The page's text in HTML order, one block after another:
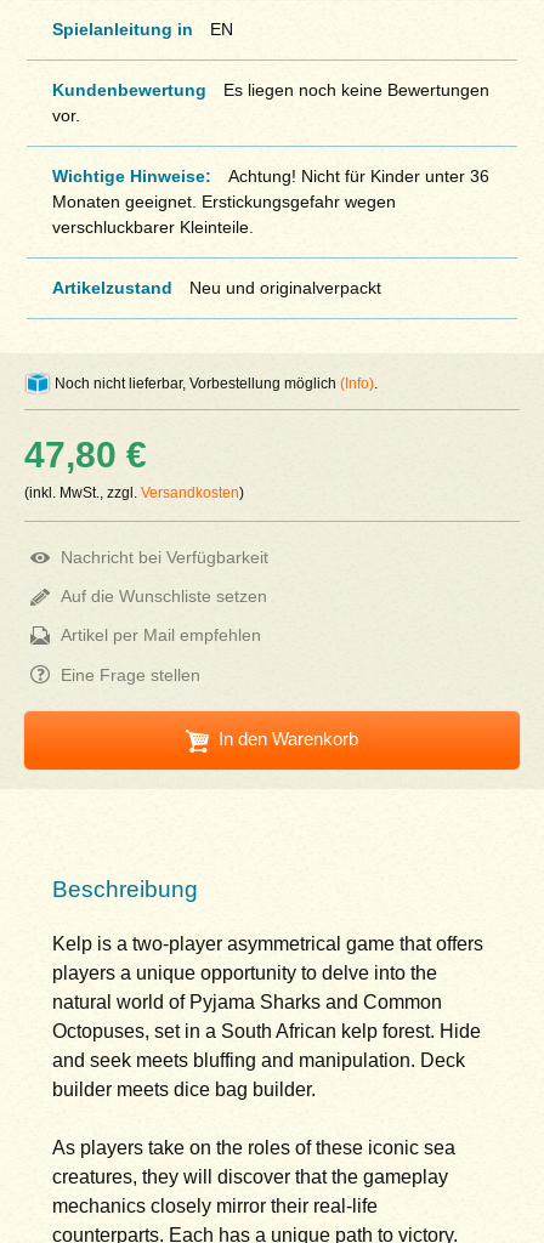
Spielanleitung in EN
Kundenbewertung
Es liegen noch keine Bewertungen
vor.
Wichtige Hinweise:
Achtung! Nicht für Kinder unter 36
Monaten geeignet. Erstickungsgefahr wegen
verschluckbarer Kleinteile.
Artikelzustand Neu und originalverpackt
Noch nicht lieferbar, Vorbestellung möglich(Info)
47,80 €
(inkl. MwSt., zzgl.Versandkosten)
Nachricht bei Verfügbarkeit
Auf die Wunschliste setzen
Artikel per Mail empfehlen
Eine Frage stellen
In den Warenkorb
Beschreibung
Kelp is a two-player asymmetrical game that offers
players a unique opportunity to delve into the
natural world of Pyjama Sharks and Common
Octopuses, set in a South African kelp forest. Hide
and seek meets bluffing and manipulation. Deck
builder meets dice bag builder.
As players take on the roles of these iconic sea
creatures, they will discover that the gameplay
mechanics closely mirror their real-life
counterparts. Each has a unique path to victory.